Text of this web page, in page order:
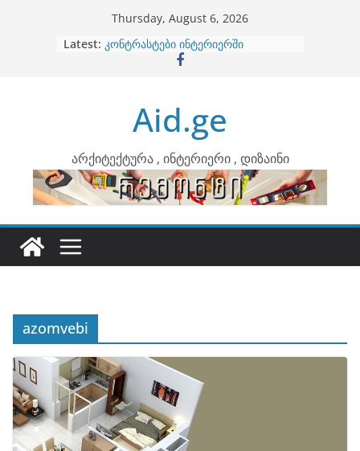
Thursday, August 6, 2026
Latest: ბინების გაერთიანება
კონტრასტები ინტერიერში
ინტერიერის დიზიანი
არტემიდი წარმოგიდგენთ
Aid.ge
არქიტექტურა , ინტერიერი , დიზაინი
azomvebi